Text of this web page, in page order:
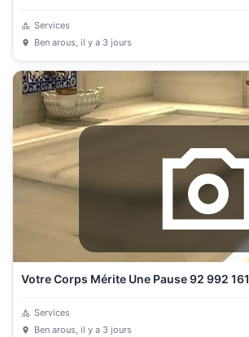
Services
Ben arous, il y a 3 jours
Votre Corps Mérite Une Pause 92 992 161
Services
Ben arous, il y a 3 jours